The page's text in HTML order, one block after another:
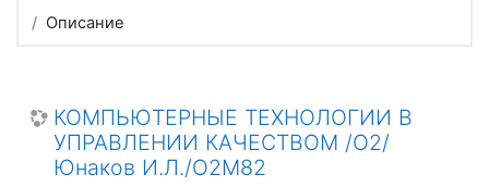
Описание
КОМПЬЮТЕРНЫЕ ТЕХНОЛОГИИ В
УПРАВЛЕНИИ КАЧЕСТВОМ /О2/
Юнаков И.Л./О2М82